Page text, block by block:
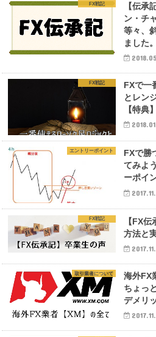
FX戦記
【伝承
ン・チ
等々、
ました。
FX戦記
FXで一
とレン
【特典】
エントリーポイント
FXで勝
てみよ
ーポイ
FX戦記
【FX
方法と
取引業者について
海外FX
ちょっ
デメリ